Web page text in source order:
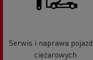
Serwis i naprawa
ciężarowych